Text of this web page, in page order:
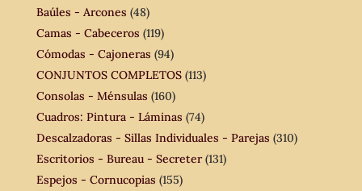
Baúles - Arcones (48)
Camas - Cabeceros (119)
Cómodas - Cajoneras (94)
CONJUNTOS COMPLETOS (113)
Consolas - Ménsulas (160)
Cuadros: Pintura - Láminas (74)
Descalzadoras - Sillas Individuales - Parejas (310)
Escritorios - Bureau - Secreter (131)
Espejos - Cornucopias (155)